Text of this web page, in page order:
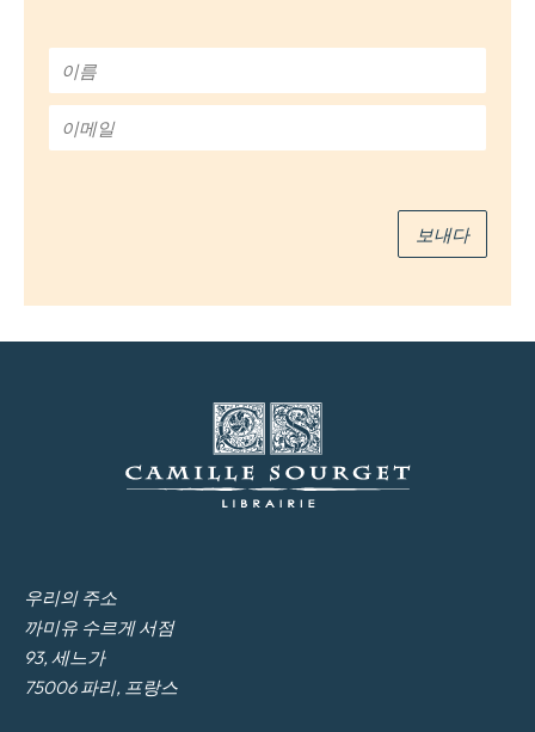
름
*
메
보내다
우리의 주소
까미유 수르게 서점
93, 세느가
75006 파리, 프랑스